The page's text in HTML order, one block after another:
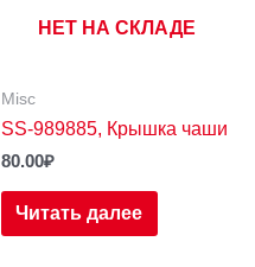
НЕТ НА СКЛАДЕ
Misc
SS-989885, Крышка чаши
80.00₽
Читать далее